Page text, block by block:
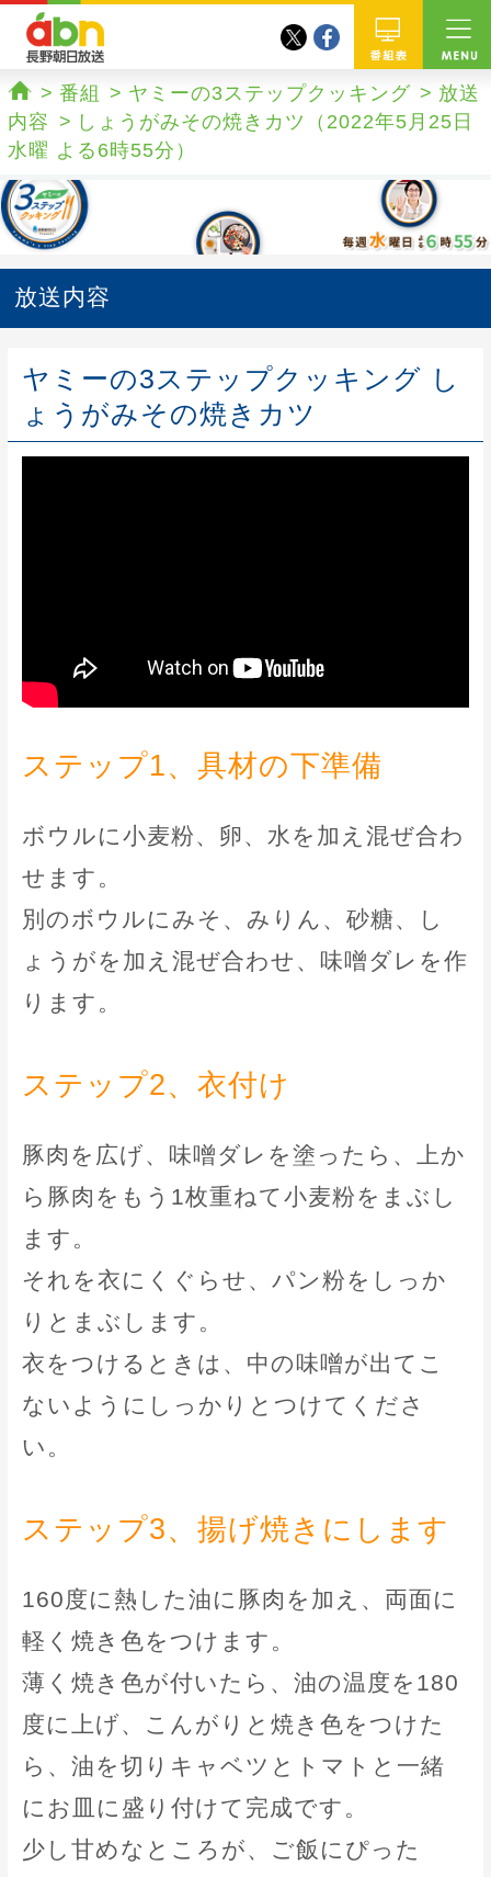
番組
twitterfacebook
ホーム
番組 ヤミーの3ステップクッキング
放送
内容
しょうがみその焼きカツ（2022年5月25日
水曜 よる6時55分）
放送内容
ヤミーの3ステップクッキング し
ょうがみその焼きカツ
ステップ1、具材の下準備
ボウルに小麦粉、卵、水を加え混ぜ合わ
せます。
別のボウルにみそ、みりん、砂糖、し
ょうがを加え混ぜ合わせ、味噌ダレを作
ります。
ステップ2、衣付け
豚肉を広げ、味噌ダレを塗ったら、上か
ら豚肉をもう1枚重ねて小麦粉をまぶし
ます。
それを衣にくぐらせ、パン粉をしっか
りとまぶします。
衣をつけるときは、中の味噌が出てこ
ないようにしっかりとつけてくださ
い。
ステップ3、揚げ焼きにします
160度に熱した油に豚肉を加え、両面に
軽く焼き色をつけます。
薄く焼き色が付いたら、油の温度を180
度に上げ、こんがりと焼き色をつけた
ら、油を切りキャベツとトマトと一緒
にお皿に盛り付けて完成です。
少し甘めなところが、ご飯にぴった